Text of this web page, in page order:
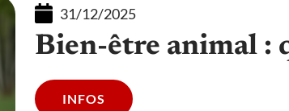
31/12/2025
Bien-être animal :
INFOS